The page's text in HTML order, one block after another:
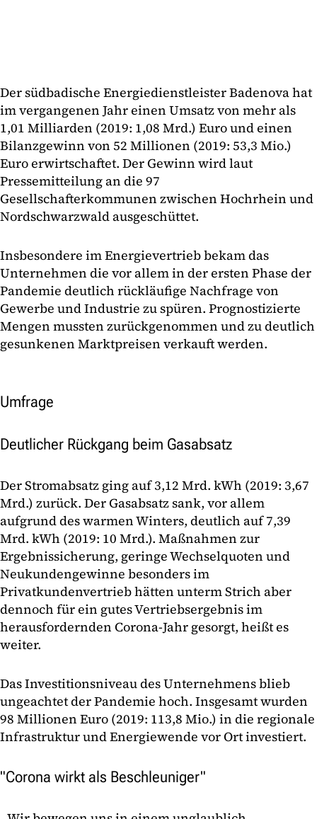
Der südbadische Energiedienstleister Badenova hat
im vergangenen Jahr einen Umsatz von mehr als
1,01 Milliarden (2019: 1,08 Mrd.) Euro und einen
Bilanzgewinn von 52 Millionen (2019: 53,3 Mio.)
Euro erwirtschaftet. Der Gewinn wird laut
Pressemitteilung an die 97
Gesellschafterkommunen zwischen Hochrhein und
Nordschwarzwald ausgeschüttet.
Insbesondere im Energievertrieb bekam das
Unternehmen die vor allem in der ersten Phase der
Pandemie deutlich rückläufige Nachfrage von
Gewerbe und Industrie zu spüren. Prognostizierte
Mengen mussten zurückgenommen und zu deutlich
gesunkenen Marktpreisen verkauft werden.
Umfrage
Deutlicher Rückgang beim Gasabsatz
Der Stromabsatz ging auf 3,12 Mrd. kWh (2019: 3,67
Mrd.) zurück. Der Gasabsatz sank, vor allem
aufgrund des warmen Winters, deutlich auf 7,39
Mrd. kWh (2019: 10 Mrd.). Maßnahmen zur
Ergebnissicherung, geringe Wechselquoten und
Neukundengewinne besonders im
Privatkundenvertrieb hätten unterm Strich aber
dennoch für ein gutes Vertriebsergebnis im
herausfordernden Corona-Jahr gesorgt, heißt es
weiter.
Das Investitionsniveau des Unternehmens blieb
ungeachtet der Pandemie hoch. Insgesamt wurden
98 Millionen Euro (2019: 113,8 Mio.) in die regionale
Infrastruktur und Energiewende vor Ort investiert.
"Corona wirkt als Beschleuniger"